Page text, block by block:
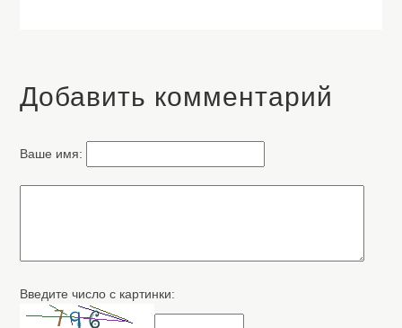
Добавить комментарий
Ваше имя:
Введите число с картинки: